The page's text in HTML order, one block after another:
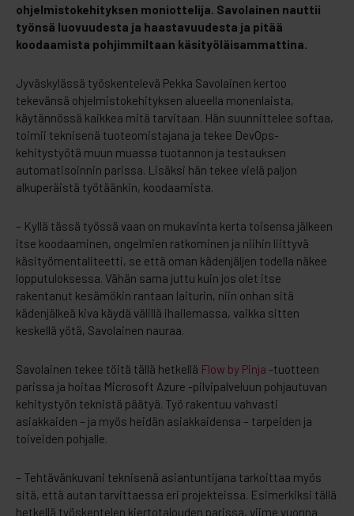
ohjelmistokehityksen moniottelija. Savolainen nauttii
työnsä luovuudesta ja haastavuudesta ja pitää
koodaamista pohjimmiltaan käsityöläisammattina.
Jyväskylässä työskentelevä Pekka Savolainen kertoo
tekevänsä ohjelmistokehityksen alueella monenlaista,
käytännössä kaikkea mitä tarvitaan. Hän suunnittelee softaa,
toimii teknisenä tuoteomistajana ja tekee DevOps-
kehitystyötä muun muassa tuotannon ja testauksen
automatisoinnin parissa. Lisäksi hän tekee vielä paljon
alkuperäistä työtäänkin, koodaamista.
– Kyllä tässä työssä vaan on mukavinta kerta toisensa jälkeen
itse koodaaminen, ongelmien ratkominen ja niihin liittyvä
käsityömentaliteetti, se että oman kädenjäljen todella näkee
lopputuloksessa. Vähän sama juttu kuin jos olet itse
rakentanut kesämökin rantaan laiturin, niin onhan sitä
kädenjälkeä kiva käydä välillä ihailemassa, vaikka sitten
keskellä yötä, Savolainen nauraa.
Savolainen tekee töitä tällä hetkellä Flow by Pinja -tuotteen
parissa ja hoitaa Microsoft Azure -pilvipalveluun pohjautuvan
kehitystyön teknistä päätyä. Työ rakentuu vahvasti
asiakkaiden – ja myös heidän asiakkaidensa – tarpeiden ja
toiveiden pohjalle.
– Tehtävänkuvani teknisenä asiantuntijana tarkoittaa myös
sitä, että autan tarvittaessa eri projekteissa. Esimerkiksi tällä
hetkellä työskentelen kiertotalouden parissa, viime vuonna